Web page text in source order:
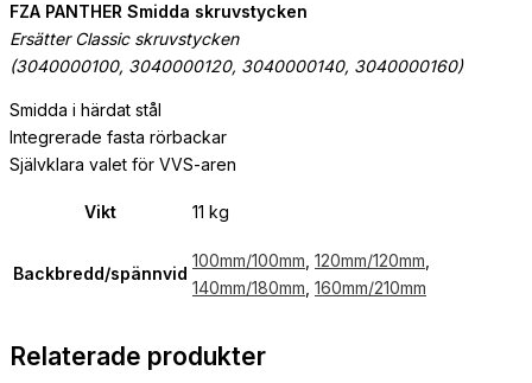
FZA PANTHER Smidda skruvstycken
Ersätter Classic skruvstycken
(3040000100, 3040000120, 3040000140, 3040000160)
Smidda i härdat stål
Integrerade fasta rörbackar
Självklara valet för VVS-aren
Vikt 11 kg
Backbredd/spännvid
100mm/100mm 120mm/120mm
140mm/180mm 160mm/210mm
Relaterade produkter